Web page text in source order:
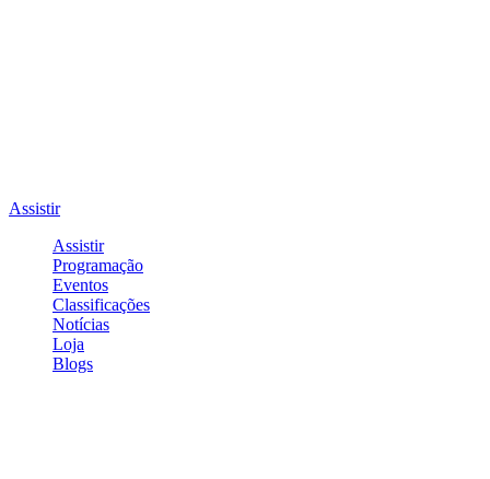
Assistir
Assistir
Programação
Eventos
Classificações
Notícias
Loja
Blogs